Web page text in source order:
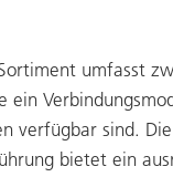
umfasst
ein
verfügbar sind.
bietet ein